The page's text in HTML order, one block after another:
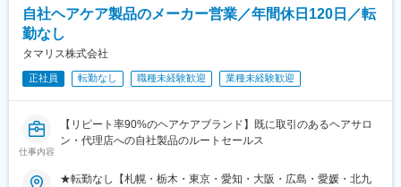
自社ヘアケア製品のメーカー営業／年間休日120日／転
勤なし
タマリス株式会社
正社員 転勤なし 職種未経験歓迎 業種未経験歓迎
仕事内容
【リピート率90%のヘアケアブランド】既に取引のあるヘアサロ
ン・代理店への自社製品のルートセールス
★転勤なし【札幌・栃木・東京・愛知・大阪・広島・愛媛・北九